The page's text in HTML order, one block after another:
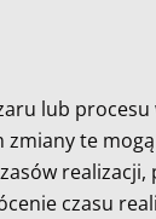
lub
te
czasu